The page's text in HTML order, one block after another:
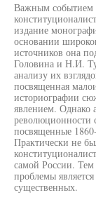
Важным событием
издание
основании
источников она
Головина и Н.И.
анализу их
посвященная
историографии
явлением. Однако
революционности
посвященные
Практически не
самой России.
проблемы
существенных.